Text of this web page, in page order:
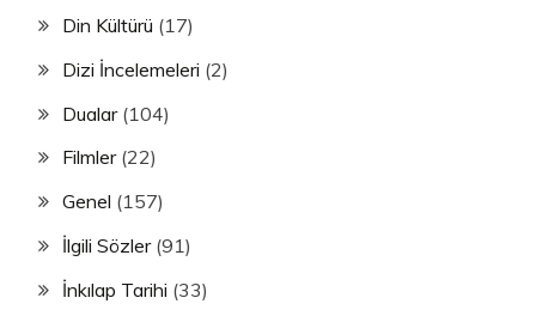
Din Kültürü (17)
Dizi İncelemeleri (2)
Dualar(104)
Filmler(22)
Genel (157)
İlgili Sözler(91)
İnkılap Tarihi (33)